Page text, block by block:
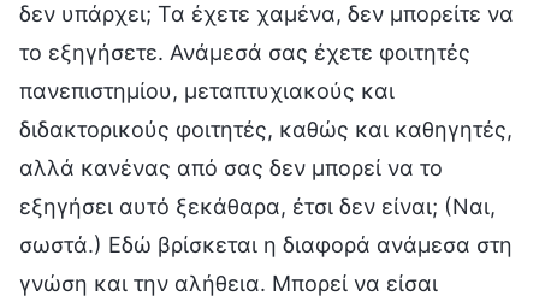
δεν υπάρχει; Τα έχετε χαμένα, δεν μπορείτε να
το εξηγήσετε. Ανάμεσά σας έχετε φοιτητές
πανεπιστημίου, μεταπτυχιακούς και
διδακτορικούς φοιτητές, καθώς και καθηγητές,
αλλά κανένας από σας δεν μπορεί να το
εξηγήσει αυτό ξεκάθαρα, έτσι δεν είναι; (Ναι,
σωστά.) Εδώ βρίσκεται η διαφορά ανάμεσα στη
γνώση και την αλήθεια. Μπορεί να είσαι